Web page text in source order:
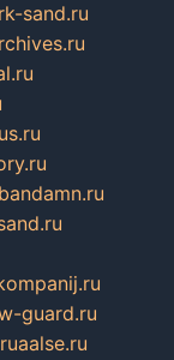
sand.ru
bandamn.ru
guard.ru
aalse.ru